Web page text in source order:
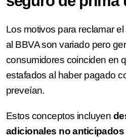
Los motivos para reclamar
al BBVA son variado pero
consumidores coinciden en
estafados al haber pagado
preveían.
Estos conceptos incluyen
adicionales no